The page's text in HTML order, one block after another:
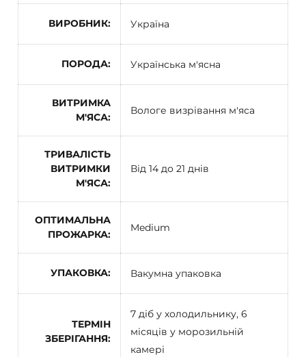
ВИРОБНИК Україна
ПОРОДА Українська м'ясна
ВИТРИМКА
М'ЯСА
Вологе визрівання м'яса
ТРИВАЛІСТЬ
ВИТРИМКИ
М'ЯСА
Від 14 до 21 днів
ОПТИМАЛЬНА
ПРОЖАРКА
Medium
УПАКОВКА Вакумна упаковка
ТЕРМІН
ЗБЕРІГАННЯ
7 діб у холодильнику, 6
місяців у морозильній
камері